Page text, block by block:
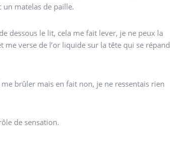
matelas de paille.
dessous le lit, cela me fait lever, je ne peux la
verse de l’or liquide sur la tête qui se répand
me brûler mais en fait non, je ne ressentais rien
de sensation.